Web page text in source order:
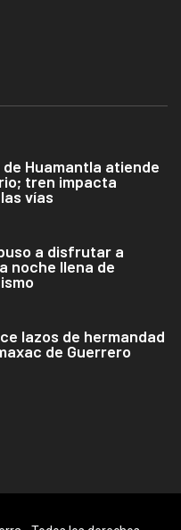
Huamantla atiende
tren impacta
vías
a disfrutar a
noche llena de
lazos de hermandad
de Guerrero